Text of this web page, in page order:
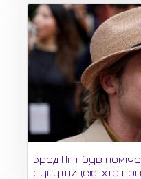
Бред Пітт був
супутницею: хто